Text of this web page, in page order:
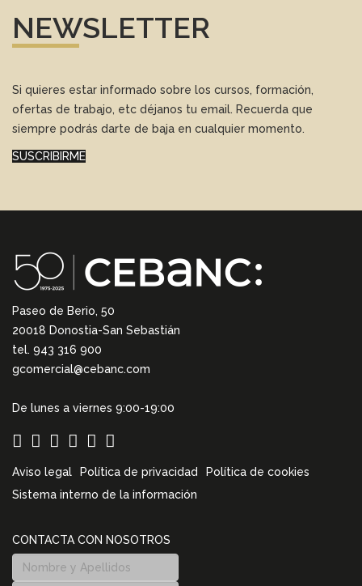
NEWSLETTER
Si quieres estar informado sobre los cursos, formación,
ofertas de trabajo, etc déjanos tu email. Recuerda que
siempre podrás darte de baja en cualquier momento.
SUSCRIBIRME
Paseo de Berio, 50
20018 Donostia-San Sebastián
tel. 943 316 900
gcomercial@cebanc.com
De lunes a viernes 9:00-19:00
Aviso legal Política de privacidad
Política de cookies
Sistema interno de la información
CONTACTA CON NOSOTROS